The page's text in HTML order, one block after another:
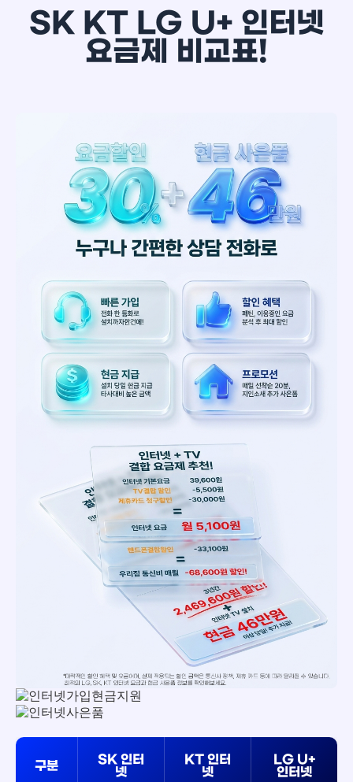
SK KT LG U+ 인터넷
요금제 비교표!
구분
SK 인터
넷
KT 인터
넷
LG U+
인터넷